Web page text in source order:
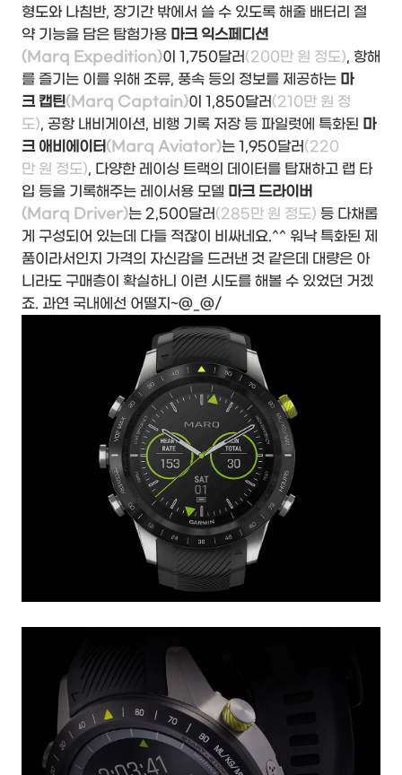
형도와 나침반, 장기간 밖에서 쓸 수 있도록 해줄 배터리 절
약 기능을 담은 탐험가용 마크 익스페디션
(Marq Expedition)이 1,750달러(200만 원 정도), 항해
를 즐기는 이를 위해 조류, 풍속 등의 정보를 제공하는 마
크 캡틴(Marq Captain)이 1,850달러(210만 원 정
도), 공항 내비게이션, 비행 기록 저장 등 파일럿에 특화된 마
크 애비에이터(Marq Aviator)는 1,950달러(220
만 원 정도), 다양한 레이싱 트랙의 데이터를 탑재하고 랩 타
입 등을 기록해주는 레이서용 모델 마크 드라이버
(Marq Driver)는 2,500달러(285만 원 정도) 등 다채롭
게 구성되어 있는데 다들 적잖이 비싸네요.^^ 워낙 특화된 제
품이라서인지 가격의 자신감을 드러낸 것 같은데 대량은 아
니라도 구매층이 확실하니 이런 시도를 해볼 수 있었던 거겠
죠. 과연 국내에선 어떨지~@_@/